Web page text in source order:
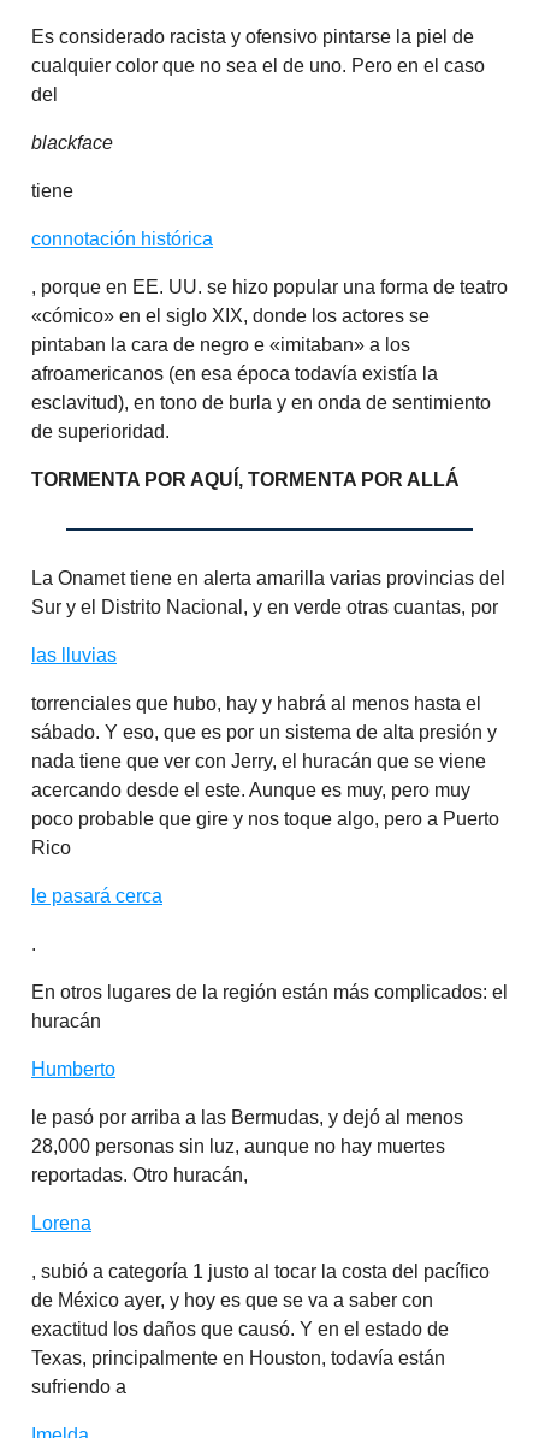
Es considerado racista y ofensivo pintarse la piel de
cualquier color que no sea el de uno. Pero en el caso
del
blackface
tiene
connotación histórica
, porque en EE. UU. se hizo popular una forma de teatro
«cómico» en el siglo XIX, donde los actores se
pintaban la cara de negro e «imitaban» a los
afroamericanos (en esa época todavía existía la
esclavitud), en tono de burla y en onda de sentimiento
de superioridad.
TORMENTA POR AQUÍ, TORMENTA POR ALLÁ
La Onamet tiene en alerta amarilla varias provincias del
Sur y el Distrito Nacional, y en verde otras cuantas, por
las lluvias
torrenciales que hubo, hay y habrá al menos hasta el
sábado. Y eso, que es por un sistema de alta presión y
nada tiene que ver con Jerry, el huracán que se viene
acercando desde el este. Aunque es muy, pero muy
poco probable que gire y nos toque algo, pero a Puerto
Rico
le pasará cerca
.
En otros lugares de la región están más complicados: el
huracán
Humberto
le pasó por arriba a las Bermudas, y dejó al menos
28,000 personas sin luz, aunque no hay muertes
reportadas. Otro huracán,
Lorena
, subió a categoría 1 justo al tocar la costa del pacífico
de México ayer, y hoy es que se va a saber con
exactitud los daños que causó. Y en el estado de
Texas, principalmente en Houston, todavía están
sufriendo a